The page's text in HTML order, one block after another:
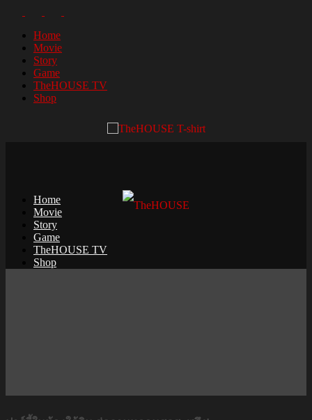
Home
Movie
Story
Game
TheHOUSE TV
Shop
Home
Movie
Story
Game
TheHOUSE TV
Shop